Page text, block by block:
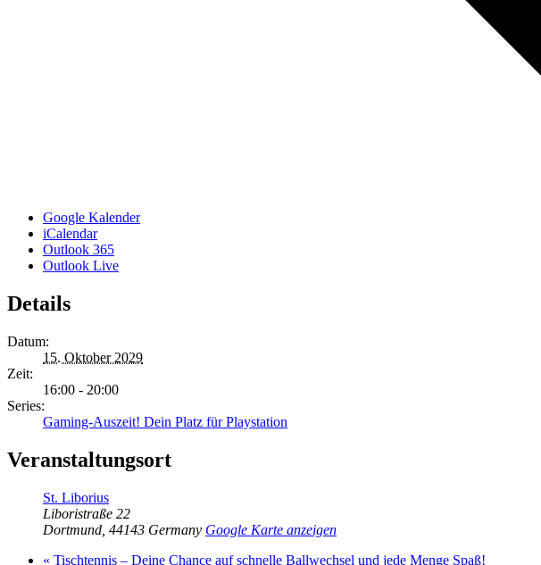
Google Kalender
iCalendar
Outlook 365
Outlook Live
Details
Datum:
15. Oktober 2029
Zeit:
16:00 - 20:00
Series:
Gaming-Auszeit! Dein Platz für Playstation
Veranstaltungsort
St. Liborius
Liboristraße 22
Dortmund 44143 Germany Google Karte anzeigen
« Tischtennis – Deine Chance auf schnelle Ballwechsel und jede Menge Spaß!